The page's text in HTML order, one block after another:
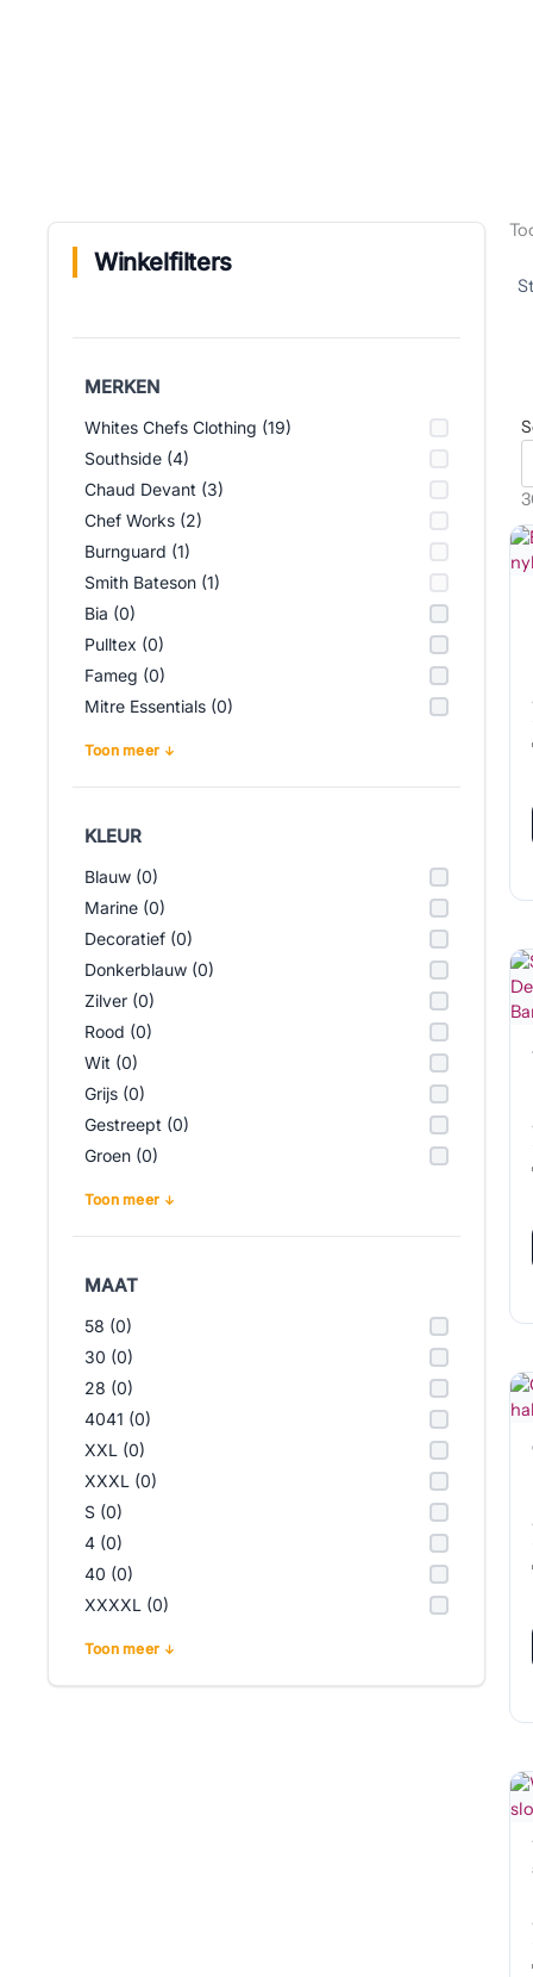
Winkelfilters
MERKEN
Whites Chefs Clothing (19)
Southside (4)
Chaud Devant (3)
Chef Works (2)
Burnguard (1)
Smith Bateson (1)
Bia (0)
Pulltex (0)
Fameg (0)
Mitre Essentials (0)
Toon meer
KLEUR
Blauw (0)
Marine (0)
Decoratief (0)
Donkerblauw (0)
Zilver (0)
Rood (0)
Wit (0)
Grijs (0)
Gestreept (0)
Groen (0)
Toon meer
MAAT
58 (0)
30 (0)
28 (0)
4041 (0)
XXL (0)
XXXL (0)
S (0)
4 (0)
40 (0)
XXXXL (0)
Toon meer